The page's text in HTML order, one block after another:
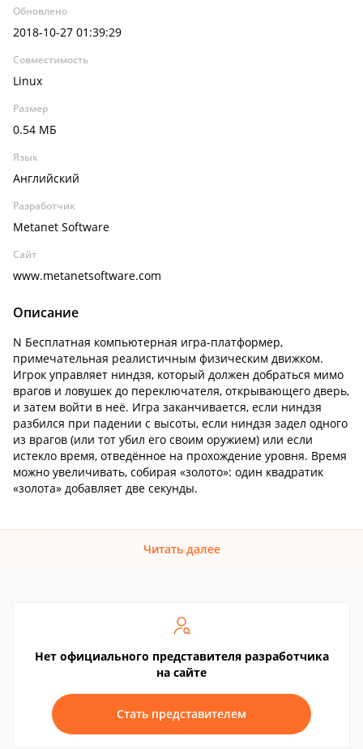
Обновлено
2018-10-27 01:39:29
Совместимость
Linux
Размер
0.54 МБ
Язык
Английский
Разработчик
Metanet Software
Сайт
www.metanetsoftware.com
Описание
N Бесплатная компьютерная игра-платформер,
примечательная реалистичным физическим движком.
Игрок управляет ниндзя, который должен добраться мимо
врагов и ловушек до переключателя, открывающего дверь,
и затем войти в неё. Игра заканчивается, если ниндзя
разбился при падении с высоты, если ниндзя задел одного
из врагов (или тот убил его своим оружием) или если
истекло время, отведённое на прохождение уровня. Время
можно увеличивать, собирая «золото»: один квадратик
«золота» добавляет две секунды.
Читать далее
Нет официального представителя разработчика
на сайте
Стать представителем